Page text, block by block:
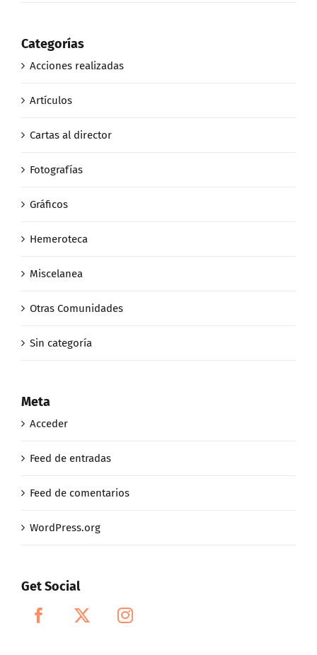
Categorías
Acciones realizadas
Artículos
Cartas al director
Fotografías
Gráficos
Hemeroteca
Miscelanea
Otras Comunidades
Sin categoría
Meta
Acceder
Feed de entradas
Feed de comentarios
WordPress.org
Get Social